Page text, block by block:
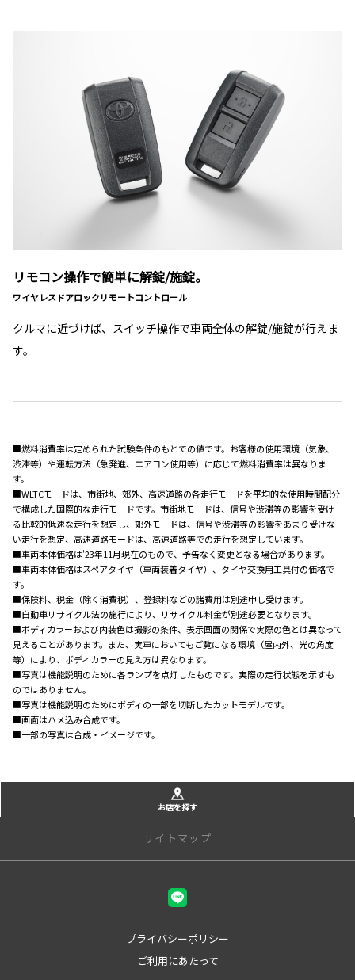
リモコン操作で簡単に解錠/施錠。
ワイヤレスドアロックリモートコントロール
クルマに近づけば、スイッチ操作で車両全体の解錠/施錠が行えま
す。
■燃料消費率は定められた試験条件のもとでの値です。お客様の使用環境（気象、
渋滞等）や運転方法（急発進、エアコン使用等）に応じて燃料消費率は異なりま
す。
■WLTCモードは、市街地、郊外、高速道路の各走行モードを平均的な使用時間配分
で構成した国際的な走行モードです。市街地モードは、信号や渋滞等の影響を受け
る比較的低速な走行を想定し、郊外モードは、信号や渋滞等の影響をあまり受けな
い走行を想定、高速道路モードは、高速道路等での走行を想定しています。
■車両本体価格は'23年11月現在のもので、予告なく変更となる場合があります。
■車両本体価格はスペアタイヤ（車両装着タイヤ）、タイヤ交換用工具付の価格で
す。
■保険料、税金（除く消費税）、登録料などの諸費用は別途申し受けます。
■自動車リサイクル法の施行により、リサイクル料金が別途必要となります。
■ボディカラーおよび内装色は撮影の条件、表示画面の関係で実際の色とは異なって
見えることがあります。また、実車においてもご覧になる環境（屋内外、光の角度
等）により、ボディカラーの見え方は異なります。
■写真は機能説明のために各ランプを点灯したものです。実際の走行状態を示すも
のではありません。
■写真は機能説明のためにボディの一部を切断したカットモデルです。
■画面はハメ込み合成です。
■一部の写真は合成・イメージです。
お店を探す
サイトマップ
プライバシーポリシー
ご利用にあたって